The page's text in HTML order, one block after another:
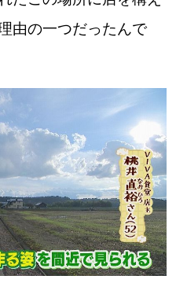
由の一つだったんで